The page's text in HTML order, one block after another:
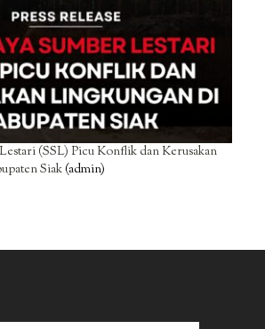
(SSL) Picu Konflik dan Kerusakan
Siak(admin)